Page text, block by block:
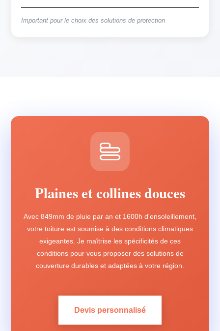
Important pour le choix des solutions de protection
Plaines et collines douces
Avec 849mm de pluie par an et 1600h d'ensoleillement,
votre toiture est soumise à des conditions climatiques
exigeantes. Je maîtrise les spécificités de ces
conditions pour vous proposer des solutions de
couverture durables et adaptées à votre région.
Devis personnalisé